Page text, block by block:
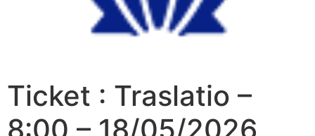
Ticket : Traslatio –